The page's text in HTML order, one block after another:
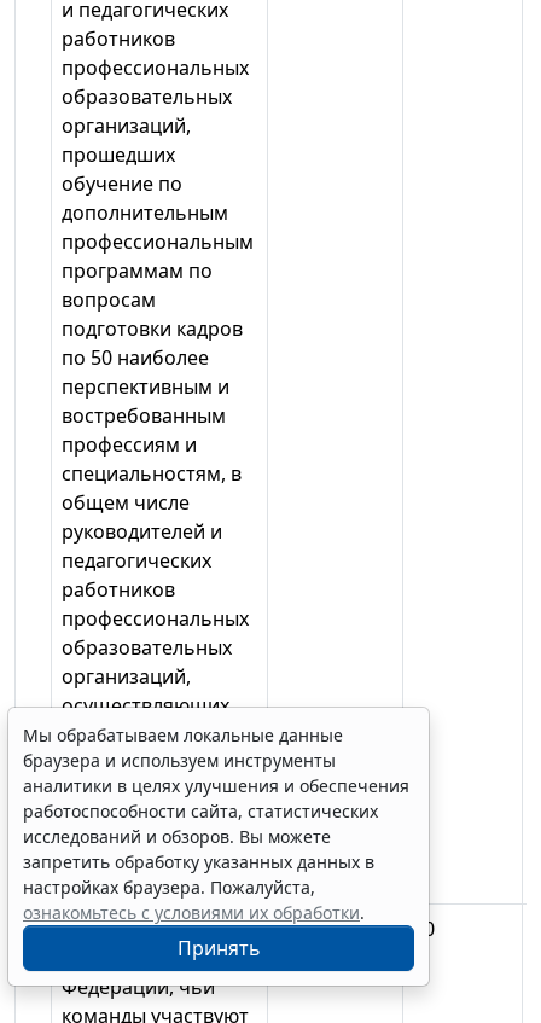
и педагогических
работников
профессиональных
образовательных
организаций,
прошедших
обучение по
дополнительным
профессиональным
программам по
вопросам
подготовки кадров
по 50 наиболее
перспективным и
востребованным
профессиям и
специальностям, в
общем числе
руководителей и
педагогических
работников
профессиональных
образовательных
организаций,
осуществляющих
подготовку кадров
по 50 наиболее
перспективным и
востребованным
профессиям и
специальностям
3.
Доля субъектов
Федерации, чьи
команды участвуют
процентов 50
Мы обрабатываем локальные данные
браузера и используем инструменты
аналитики в целях улучшения и обеспечения
работоспособности сайта, статистических
исследований и обзоров. Вы можете
запретить обработку указанных данных в
настройках браузера. Пожалуйста,
ознакомьтесь с условиями их обработки.
Принять